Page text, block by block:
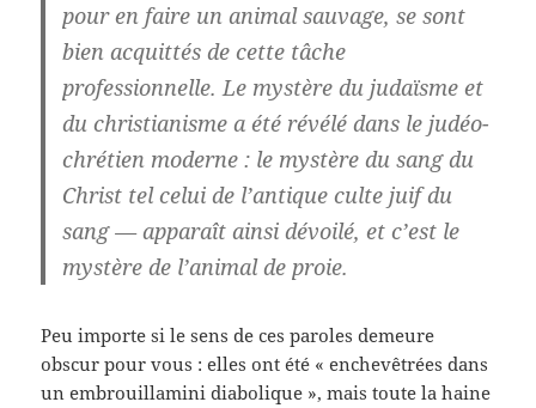
pour en faire un animal sauvage, se sont
bien acquittés de cette tâche
professionnelle. Le mystère du judaïsme et
du christianisme a été révélé dans le judéo-
chrétien moderne : le mystère du sang du
Christ tel celui de l’antique culte juif du
sang — apparaît ainsi dévoilé, et c’est le
mystère de l’animal de proie.
Peu importe si le sens de ces paroles demeure
obscur pour vous : elles ont été « enchevêtrées dans
un embrouillamini diabolique », mais toute la haine